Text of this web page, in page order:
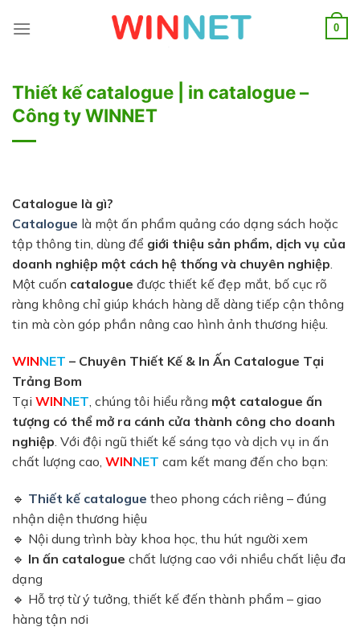
0
Thiết kế catalogue | in catalogue –
Công ty WINNET
Catalogue là gì?
Catalogue là một ấn phẩm quảng cáo dạng sách hoặc
tập thông tin, dùng để giới thiệu sản phẩm, dịch vụ của
doanh nghiệp một cách hệ thống và chuyên nghiệp.
Một cuốn catalogue được thiết kế đẹp mắt, bố cục rõ
ràng không chỉ giúp khách hàng dễ dàng tiếp cận thông
tin mà còn góp phần nâng cao hình ảnh thương hiệu.
WINNET – Chuyên Thiết Kế & In Ấn Catalogue Tại
Trảng Bom
Tại WINNET , chúng tôi hiểu rằng một catalogue ấn
tượng có thể mở ra cánh cửa thành công cho doanh
nghiệp . Với đội ngũ thiết kế sáng tạo và dịch vụ in ấn
chất lượng cao, WINNET cam kết mang đến cho bạn:
🔹 Thiết kế catalogue theo phong cách riêng – đúng
nhận diện thương hiệu
🔹 Nội dung trình bày khoa học, thu hút người xem
🔹 In ấn catalogue chất lượng cao với nhiều chất liệu đa
dạng
🔹 Hỗ trợ từ ý tưởng, thiết kế đến thành phẩm – giao
hàng tận nơi